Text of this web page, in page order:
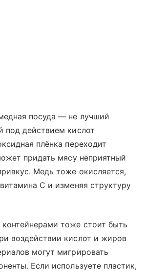
посуда — не лучший
под действием кислот
плёнка переходит
придать мясу неприятный
Медь тоже окисляется,
С и изменяя структуру
тоже стоит быть
воздействии кислот и жиров
могут мигрировать
Если используете пластик,